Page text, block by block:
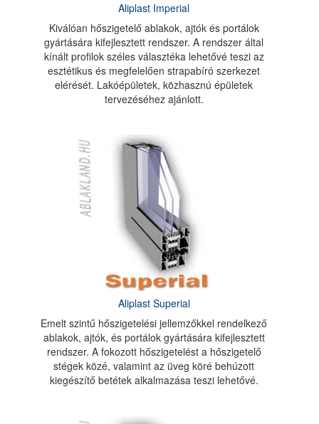
Aliplast Imperial
Kiválóan hőszigetelő ablakok, ajtók és portálok
gyártására kifejlesztett rendszer. A rendszer által
kínált profilok széles választéka lehetővé teszi az
esztétikus és megfelelően strapabíró szerkezet
elérését. Lakóépületek, közhasznú épületek
tervezéséhez ajánlott.
Aliplast Superial
Emelt szintű hőszigetelési jellemzőkkel rendelkező
ablakok, ajtók, és portálok gyártására kifejlesztett
rendszer. A fokozott hőszigetelést a hőszigetelő
stégek közé, valamint az üveg köré behúzott
kiegészítő betétek alkalmazása teszi lehetővé.